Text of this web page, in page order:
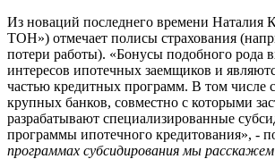
Из новаций последнего времени Наталия
ТОН») отмечает полисы страхования
потери работы). «Бонусы подобного рода
интересов ипотечных заемщиков и
частью кредитных программ. В том числе
крупных банков, совместно с которыми
разрабатывают специализированные
программы ипотечного кредитования», -
программах субсидирования мы